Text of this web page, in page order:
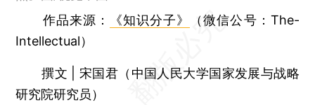
作品来源：
《知识分子》
（微信公号：The-
Intellectual）
撰文 | 宋国君（中国人民大学国家发展与战略
研究院研究员）